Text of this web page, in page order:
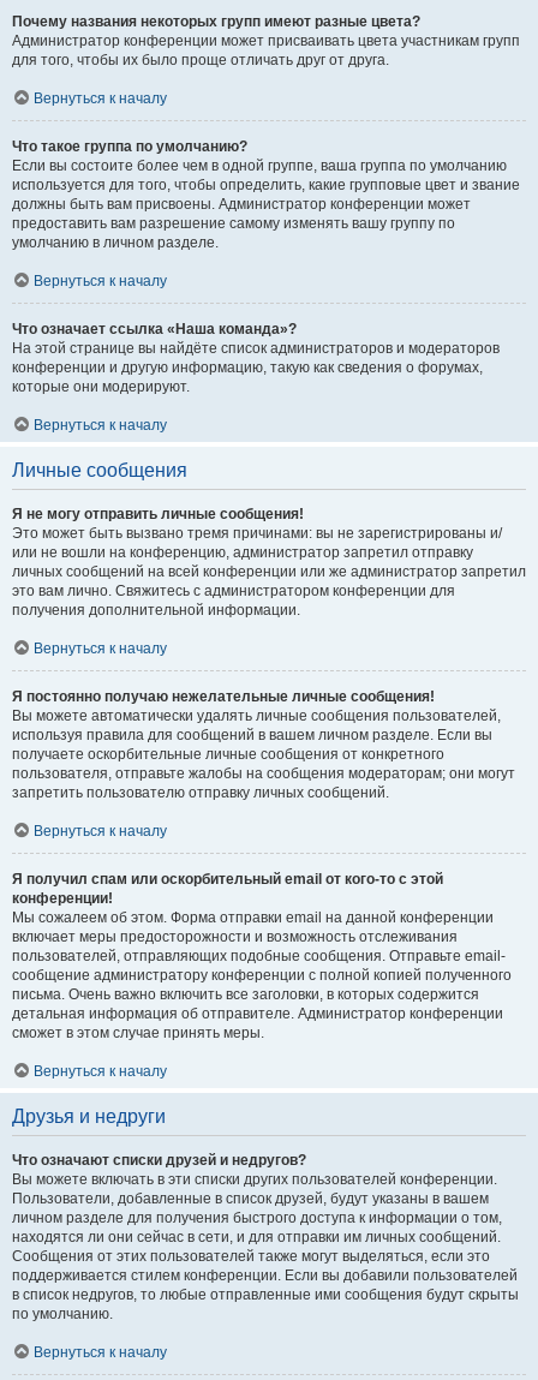
Почему названия некоторых групп имеют разные цвета?
Администратор конференции может присваивать цвета участникам групп
для того, чтобы их было проще отличать друг от друга.
Вернуться к началу
Что такое группа по умолчанию?
Если вы состоите более чем в одной группе, ваша группа по умолчанию
используется для того, чтобы определить, какие групповые цвет и звание
должны быть вам присвоены. Администратор конференции может
предоставить вам разрешение самому изменять вашу группу по
умолчанию в личном разделе.
Вернуться к началу
Что означает ссылка «Наша команда»?
На этой странице вы найдёте список администраторов и модераторов
конференции и другую информацию, такую как сведения о форумах,
которые они модерируют.
Вернуться к началу
Личные сообщения
Я не могу отправить личные сообщения!
Это может быть вызвано тремя причинами: вы не зарегистрированы и/
или не вошли на конференцию, администратор запретил отправку
личных сообщений на всей конференции или же администратор запретил
это вам лично. Свяжитесь с администратором конференции для
получения дополнительной информации.
Вернуться к началу
Я постоянно получаю нежелательные личные сообщения!
Вы можете автоматически удалять личные сообщения пользователей,
используя правила для сообщений в вашем личном разделе. Если вы
получаете оскорбительные личные сообщения от конкретного
пользователя, отправьте жалобы на сообщения модераторам; они могут
запретить пользователю отправку личных сообщений.
Вернуться к началу
Я получил спам или оскорбительный email от кого-то с этой
конференции!
Мы сожалеем об этом. Форма отправки email на данной конференции
включает меры предосторожности и возможность отслеживания
пользователей, отправляющих подобные сообщения. Отправьте email-
сообщение администратору конференции с полной копией полученного
письма. Очень важно включить все заголовки, в которых содержится
детальная информация об отправителе. Администратор конференции
сможет в этом случае принять меры.
Вернуться к началу
Друзья и недруги
Что означают списки друзей и недругов?
Вы можете включать в эти списки других пользователей конференции.
Пользователи, добавленные в список друзей, будут указаны в вашем
личном разделе для получения быстрого доступа к информации о том,
находятся ли они сейчас в сети, и для отправки им личных сообщений.
Сообщения от этих пользователей также могут выделяться, если это
поддерживается стилем конференции. Если вы добавили пользователей
в список недругов, то любые отправленные ими сообщения будут скрыты
по умолчанию.
Вернуться к началу